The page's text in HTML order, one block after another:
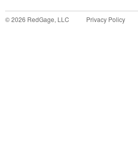
©2026 RedGage, LLC Privacy Policy